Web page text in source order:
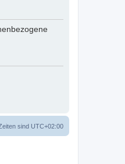
sind UTC+02:00